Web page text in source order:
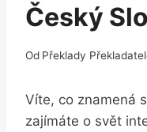
Český
Od Překlady
Víte, co znamená
zajímáte o svět